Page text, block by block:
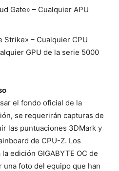
Gate» – Cualquier APU
Strike» – Cualquier CPU
GPU de la serie 5000
el fondo oficial de la
se requerirán capturas de
las puntuaciones 3DMark y
de CPU-Z. Los
edición GIGABYTE OC de
una foto del equipo que han